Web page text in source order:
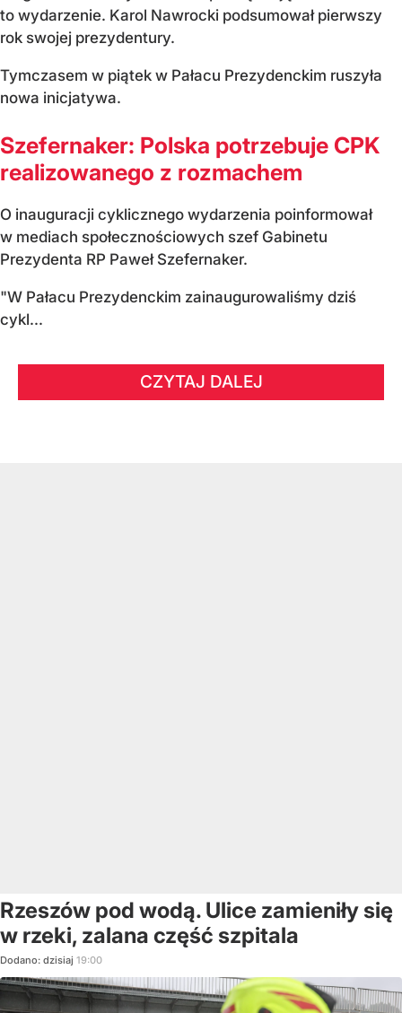
to wydarzenie. Karol Nawrocki podsumował pierwszy
rok swojej prezydentury.
Tymczasem w piątek w Pałacu Prezydenckim ruszyła
nowa inicjatywa.
Szefernaker: Polska potrzebuje CPK
realizowanego z rozmachem
O inauguracji cyklicznego wydarzenia poinformował
w mediach społecznościowych szef Gabinetu
Prezydenta RP Paweł Szefernaker.
"W Pałacu Prezydenckim zainaugurowaliśmy dziś
cykl...
CZYTAJ DALEJ
Rzeszów pod wodą. Ulice zamieniły się
w rzeki, zalana część szpitala
Dodano: dzisiaj 19:00